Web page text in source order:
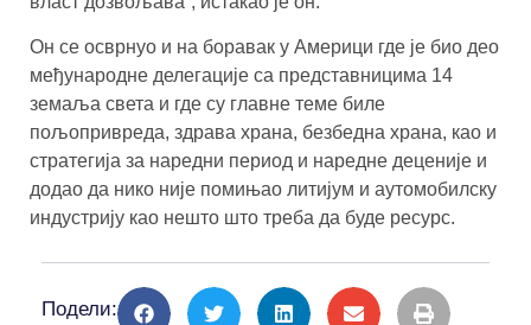
Он се осврнуо и на боравак у Америци где је био део
међународне делегације са представницима 14
земаља света и где су главне теме биле
пољопривреда, здрава храна, безбедна храна, као и
стратегија за наредни период и наредне деценије и
додао да нико није помињао литијум и аутомобилску
индустрију као нешто што треба да буде ресурс.
Подели: